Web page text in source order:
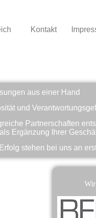
Kontakt
aus einer Hand
und
Partnerschaften
Ergänzung Ihrer
stehen bei uns an